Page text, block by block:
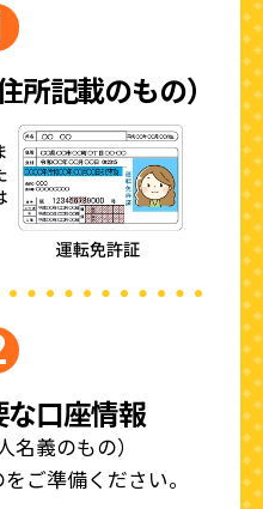
所記載のもの）
口座情報
名義のもの）
ご準備ください。